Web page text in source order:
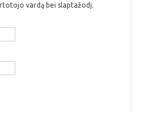
vardą bei slaptažodį.